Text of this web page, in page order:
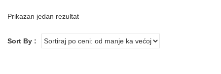
Prikazan jedan rezultat
Sort By :